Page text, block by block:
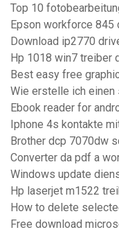
Top 10
Epson workforce 845
Download ip2770
Hp 1018 win7 treiber
Best easy free
Wie erstelle ich einen
Ebook reader for
Iphone 4s kontakte
Brother dcp 7070dw
Converter da pdf a
Windows update
Hp laserjet m1522
How to delete
Free download